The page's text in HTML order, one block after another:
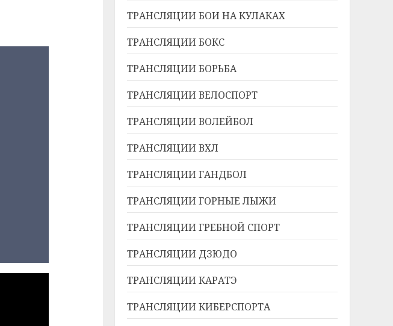
ТРАНСЛЯЦИИ БОИ НА КУЛАКАХ
ТРАНСЛЯЦИИ БОКС
ТРАНСЛЯЦИИ БОРЬБА
ТРАНСЛЯЦИИ ВЕЛОСПОРТ
ТРАНСЛЯЦИИ ВОЛЕЙБОЛ
ТРАНСЛЯЦИИ ВХЛ
ТРАНСЛЯЦИИ ГАНДБОЛ
ТРАНСЛЯЦИИ ГОРНЫЕ ЛЫЖИ
ТРАНСЛЯЦИИ ГРЕБНОЙ СПОРТ
ТРАНСЛЯЦИИ ДЗЮДО
ТРАНСЛЯЦИИ КАРАТЭ
ТРАНСЛЯЦИИ КИБЕРСПОРТА